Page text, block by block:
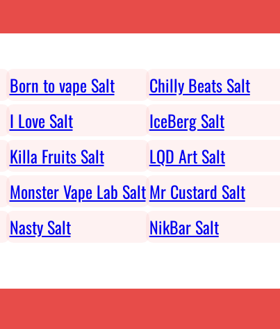
Born to vape Salt
Chilly Beats Salt
I Love Salt
IceBerg Salt
Killa Fruits Salt
LQD Art Salt
Monster Vape Lab SaltMr Custard Salt
Nasty Salt
NikBar Salt